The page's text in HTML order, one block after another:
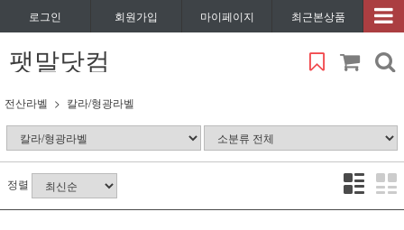
로그인 회원가입 마이페이지 최근본상품
팻말닷컴
전산라벨 칼라/형광라벨
정렬